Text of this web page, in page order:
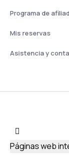
Programa de
Mis reservas
Asistencia y
Páginas web